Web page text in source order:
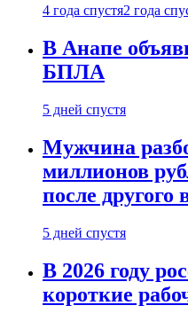
4 года спустя2 года
В Анапе
БПЛА
5 дней спустя
Мужчина
миллионов
после
5 дней спустя
В 2026 году
короткие